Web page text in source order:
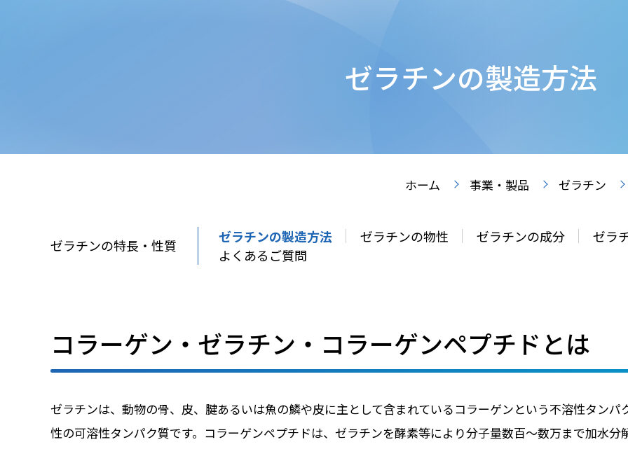
ゼラチンの製造方法
ホーム 事業・製品 ゼラチン
ゼラチンの特長・性質
ゼラチンの製造方法 ゼラチンの物性 ゼラチンの成分
ゼラ
よくあるご質問
コラーゲン・ゼラチン・コラーゲンペプチドとは
ゼラチンは、動物の骨、皮、腱あるいは魚の鱗や皮に主として含まれているコラーゲンという不溶性タン
性の可溶性タンパク質です。コラーゲンペプチドは、ゼラチンを酵素等により分子量数百～数万まで加水分